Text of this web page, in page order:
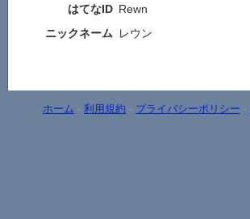
はてなID Rewn
ニックネーム レウン
ホーム - 利用規約 - プライバシーポリシー -